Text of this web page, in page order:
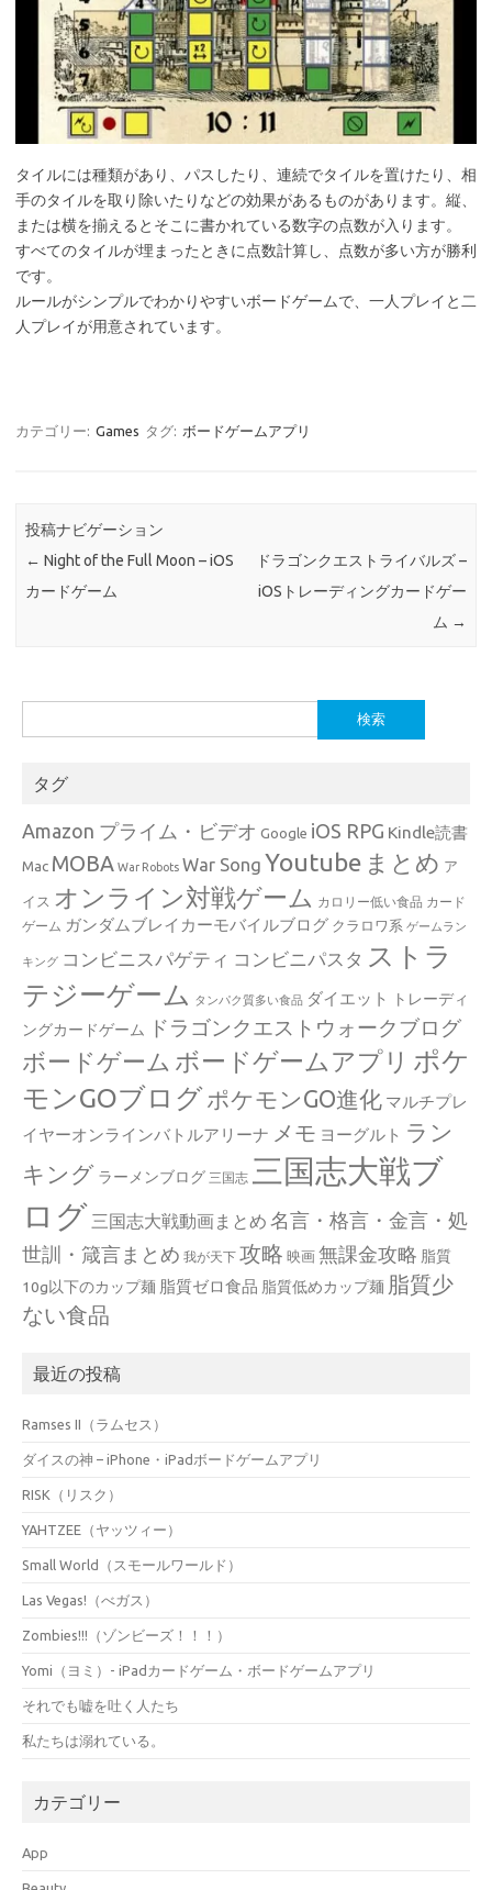
タイルには種類があり、パスしたり、連続でタイルを置けたり、相
手のタイルを取り除いたりなどの効果があるものがあります。縦、
または横を揃えるとそこに書かれている数字の点数が入ります。
すべてのタイルが埋まったときに点数計算し、点数が多い方が勝利
です。
ルールがシンプルでわかりやすいボードゲームで、一人プレイと二
人プレイが用意されています。
カテゴリー: Games タグ: ボードゲームアプリ
投稿ナビゲーション
← Night of the Full Moon – iOS
カードゲーム
ドラゴンクエストライバルズ –
iOSトレーディングカードゲー
ム →
索:
タグ
Amazon プライム・ビデオ Google iOS RPG Kindle読書
Mac MOBA War Robots War Song Youtube まとめ ア
イス オンライン対戦ゲーム カロリー低い食品 カード
ゲーム ガンダムブレイカーモバイルブログ クラロワ系 ゲームラン
キング コンビニスパゲティ コンビニパスタ ストラ
テジーゲーム
タンパク質多い食品 ダイエット
トレーディ
ングカードゲーム
ドラゴンクエストウォークブログ
ボードゲーム ボードゲームアプリ ポケ
モンGOブログポケモンGO進化 マルチプレ
イヤーオンラインバトルアリーナ メモ ヨーグルト ラン
キング ラーメンブログ 三国志 三国志大戦ブ
ログ 三国志大戦動画まとめ 名言・格言・金言・処
世訓・箴言まとめ 我が天下 攻略 映画 無課金攻略 脂質
10g以下のカップ麺 脂質ゼロ食品 脂質低めカップ麺 脂質少
ない食品
最近の投稿
Ramses II（ラムセス）
ダイスの神 – iPhone・iPadボードゲームアプリ
RISK（リスク）
YAHTZEE（ヤッツィー）
Small World（スモールワールド）
Las Vegas!（べガス）
Zombies!!!（ゾンビーズ！！！）
Yomi（ヨミ）- iPadカードゲーム・ボードゲームアプリ
それでも嘘を吐く人たち
私たちは溺れている。
カテゴリー
App